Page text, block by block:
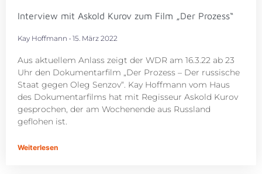
Interview mit Askold Kurov zum Film „Der Prozess“
Kay Hoffmann 15. März 2022
Aus aktuellem Anlass zeigt der WDR am 16.3.22 ab 23
Uhr den Dokumentarfilm „Der Prozess – Der russische
Staat gegen Oleg Senzov“. Kay Hoffmann vom Haus
des Dokumentarfilms hat mit Regisseur Askold Kurov
gesprochen, der am Wochenende aus Russland
geflohen ist.
Weiterlesen